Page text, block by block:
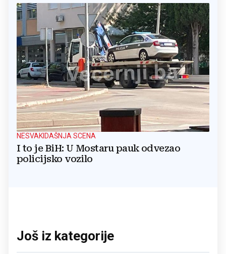
NESVAKIDAŠNJA SCENA
I to je BiH: U Mostaru pauk odvezao
policijsko vozilo
Još iz kategorije